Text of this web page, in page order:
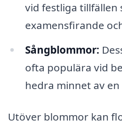
vid festliga tillfällen
examensfirande
Sångblommor:
ofta populära vid
hedra minnet av en
Utöver blommor kan